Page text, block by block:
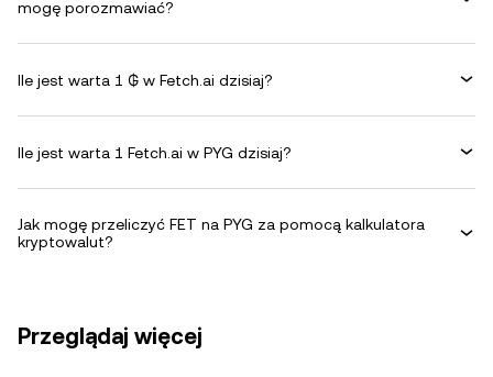
mogę porozmawiać?
Ile jest warta 1 ₲ w Fetch.ai dzisiaj?
Ile jest warta 1 Fetch.ai w PYG dzisiaj?
Jak mogę przeliczyć FET na PYG za pomocą kalkulatora
kryptowalut?
Przeglądaj więcej